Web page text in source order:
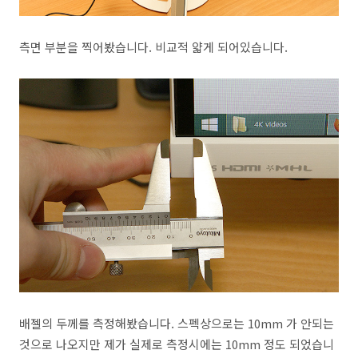
측면 부분을 찍어봤습니다. 비교적 얇게 되어있습니다.
배젤의 두께를 측정해봤습니다. 스펙상으로는 10mm 가 안되는
것으로 나오지만 제가 실제로 측정시에는 10mm 정도 되었습니